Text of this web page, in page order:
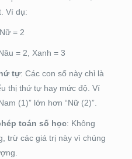
Ví dụ:
= 2
= 2, Xanh = 3
tự: Các con số này chỉ là
thị thứ tự hay mức độ. Ví
(1)” lớn hơn “Nữ (2)”.
toán số học: Không
trừ các giá trị này vì chúng